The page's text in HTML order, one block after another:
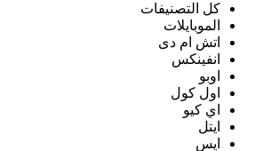
كل التصنيفات
الموبايلات
اتش ام دى
انفينكس
اوبو
اول كول
اي كيو
ايتل
ايس